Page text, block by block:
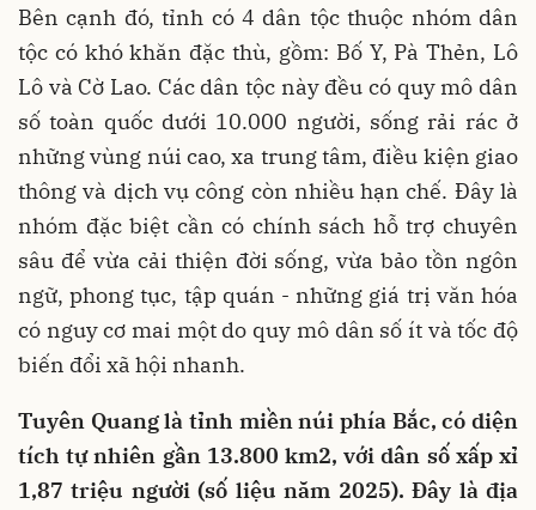
Bên cạnh đó, tỉnh có 4 dân tộc thuộc nhóm dân
tộc có khó khăn đặc thù, gồm: Bố Y, Pà Thẻn, Lô
Lô và Cờ Lao. Các dân tộc này đều có quy mô dân
số toàn quốc dưới 10.000 người, sống rải rác ở
những vùng núi cao, xa trung tâm, điều kiện giao
thông và dịch vụ công còn nhiều hạn chế. Đây là
nhóm đặc biệt cần có chính sách hỗ trợ chuyên
sâu để vừa cải thiện đời sống, vừa bảo tồn ngôn
ngữ, phong tục, tập quán - những giá trị văn hóa
có nguy cơ mai một do quy mô dân số ít và tốc độ
biến đổi xã hội nhanh.
Tuyên Quang là tỉnh miền núi phía Bắc, có diện
tích tự nhiên gần 13.800 km2, với dân số xấp xỉ
1,87 triệu người (số liệu năm 2025). Đây là địa